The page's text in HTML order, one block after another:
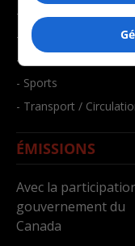
- Environnement
- Faits divers
- Santé et bien-être
- Sports
- Transport /
ÉMISSIONS
Avec la
gouvernement du
Canada